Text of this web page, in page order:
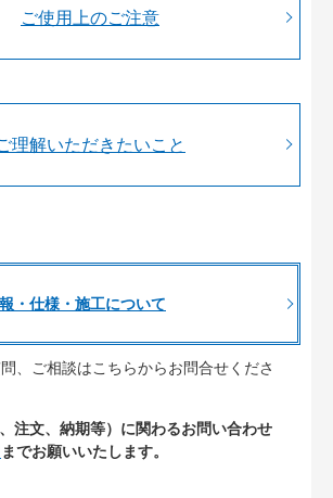
ご使用上のご注意
理解いただきたいこと
・仕様・施工について
、ご相談はこちらからお問合せくださ
注文、納期等）に関わるお問い合わせ
までお願いいたします。